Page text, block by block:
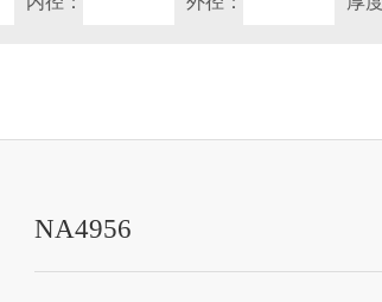
NA4956